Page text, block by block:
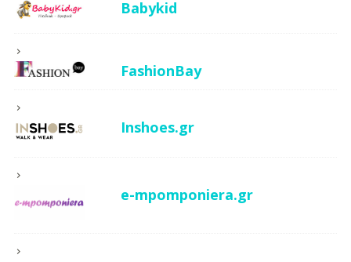
Babykid
FashionBay
Inshoes.gr
e-mpomponiera.gr